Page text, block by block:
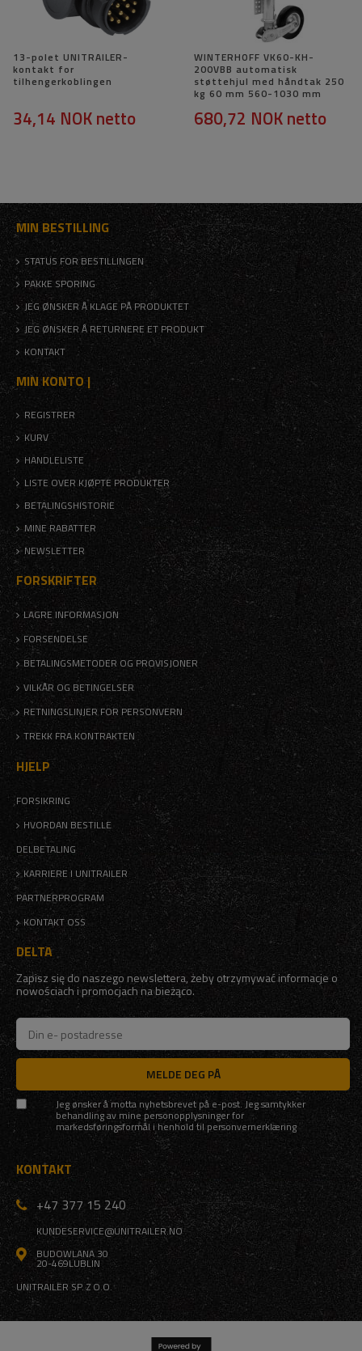
13-polet UNITRAILER-
kontakt for
tilhengerkoblingen
34,14 NOKnetto
WINTERHOFF VK60-KH-
200VBB automatisk
støttehjul med håndtak 250
kg 60 mm 560-1030 mm
680,72 NOKnetto
MIN BESTILLING
STATUS FOR BESTILLINGEN
PAKKE SPORING
JEG ØNSKER Å KLAGE PÅ PRODUKTET
JEG ØNSKER Å RETURNERE ET PRODUKT
KONTAKT
MIN KONTO |
REGISTRER
KURV
HANDLELISTE
LISTE OVER KJØPTE PRODUKTER
BETALINGSHISTORIE
MINE RABATTER
NEWSLETTER
FORSKRIFTER
LAGRE INFORMASJON
FORSENDELSE
BETALINGSMETODER OG PROVISJONER
VILKÅR OG BETINGELSER
RETNINGSLINJER FOR PERSONVERN
TREKK FRA KONTRAKTEN
HJELP
FORSIKRING
HVORDAN BESTILLE
DELBETALING
KARRIERE I UNITRAILER
PARTNERPROGRAM
KONTAKT OSS
DELTA
Zapisz się do naszego newslettera, żeby otrzymywać informacje o
nowościach i promocjach na bieżąco.
MELDE DEG PÅ
Jeg ønsker å motta nyhetsbrevet på e-post. Jeg samtykker
behandling av mine personopplysninger for
markedsføringsformål i henhold til personvernerklæring
KONTAKT
+47 377 15 240
KUNDESERVICE@UNITRAILER.NO
BUDOWLANA 30
20-469LUBLIN
UNITRAILER SP. Z O.O.